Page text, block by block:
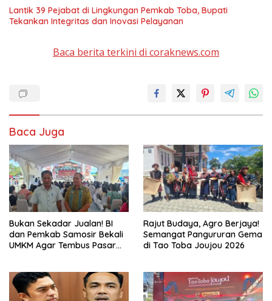
Lantik 39 Pejabat di Lingkungan Pemkab Toba, Bupati
Tekankan Integritas dan Inovasi Pelayanan
Baca berita terkini di coraknews.com
Baca Juga
Bukan Sekadar Jualan! BI
dan Pemkab Samosir Bekali
UMKM Agar Tembus Pasar
Rajut Budaya, Agro Berjaya!
Semangat Pangururan Gema
di Tao Toba Joujou 2026